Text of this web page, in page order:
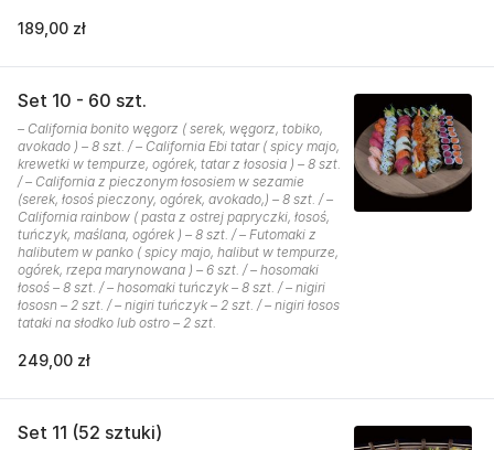
189,00 zł
Set 10 - 60 szt.
– California bonito węgorz ( serek, węgorz, tobiko,
avokado ) – 8 szt. / – California Ebi tatar ( spicy majo,
krewetki w tempurze, ogórek, tatar z łososia ) – 8 szt.
/ – California z pieczonym łososiem w sezamie
(serek, łosoś pieczony, ogórek, avokado,) – 8 szt. / –
California rainbow ( pasta z ostrej papryczki, łosoś,
tuńczyk, maślana, ogórek ) – 8 szt. / – Futomaki z
halibutem w panko ( spicy majo, halibut w tempurze,
ogórek, rzepa marynowana ) – 6 szt. / – hosomaki
łosoś – 8 szt. / – hosomaki tuńczyk – 8 szt. / – nigiri
łososn – 2 szt. / – nigiri tuńczyk – 2 szt. / – nigiri łosos
tataki na słodko lub ostro – 2 szt.
249,00 zł
Set 11 (52 sztuki)